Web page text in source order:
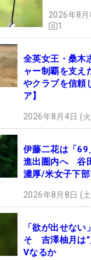
2026年8
1
全英女王・桑
ャー制覇を支え
やクラブを信頼
ア】
2026年8月4日 (
伊藤二花は「69
進出圏内へ 谷
濃厚/米女子下
2026年8月8日 (
「欲が出せな
そ 吉澤柚月は“
Vなるか